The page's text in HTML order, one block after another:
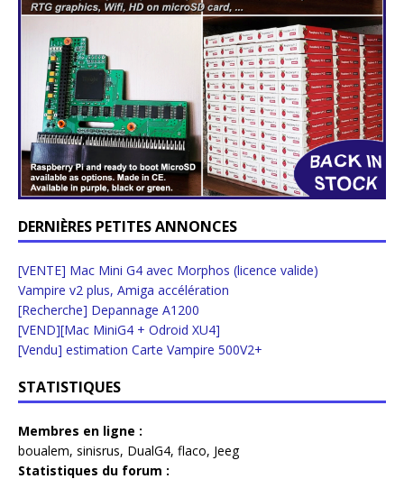
DERNIÈRES PETITES ANNONCES
[VENTE] Mac Mini G4 avec Morphos (licence valide)
Vampire v2 plus, Amiga accélération
[Recherche] Depannage A1200
[VEND][Mac MiniG4 + Odroid XU4]
[Vendu] estimation Carte Vampire 500V2+
STATISTIQUES
Membres en ligne :
boualem, sinisrus, DualG4, flaco, Jeeg
Statistiques du forum :